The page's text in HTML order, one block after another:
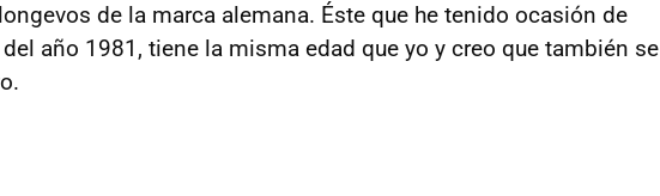
de la marca alemana. Éste que he tenido ocasión de
año 1981, tiene la misma edad que yo y creo que también se